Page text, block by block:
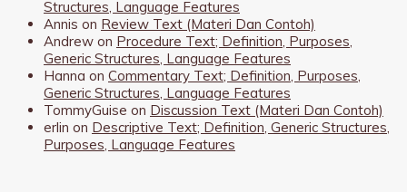
Structures, Language Features
Annis on Review Text (Materi Dan Contoh)
Andrew on Procedure Text; Definition, Purposes,
Generic Structures, Language Features
Hanna on Commentary Text; Definition, Purposes,
Generic Structures, Language Features
TommyGuise on Discussion Text (Materi Dan Contoh)
erlin on Descriptive Text; Definition, Generic Structures,
Purposes, Language Features